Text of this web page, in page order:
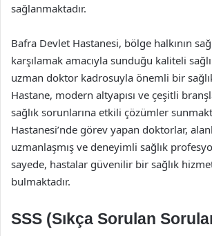
sağlanmaktadır.
Bafra Devlet Hastanesi, bölge halkının
karşılamak amacıyla sunduğu kaliteli
uzman doktor kadrosuyla önemli bir
Hastane, modern altyapısı ve çeşitli
sağlık sorunlarına etkili çözümler
Hastanesi’nde görev yapan doktorlar,
uzmanlaşmış ve deneyimli sağlık
sayede, hastalar güvenilir bir sağlık
bulmaktadır.
SSS (Sıkça Sorulan